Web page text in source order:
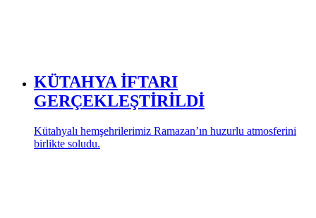
KÜTAHYA İFTARI
GERÇEKLEŞTİRİLDİ
Kütahyalı hemşehrilerimiz Ramazan’ın huzurlu atmosferini
birlikte soludu.